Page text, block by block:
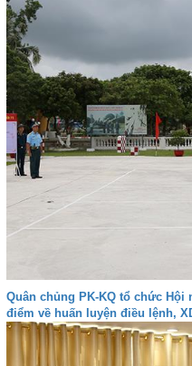
Quân chủng PK-KQ tổ chức
điểm về huấn luyện điều lệnh,